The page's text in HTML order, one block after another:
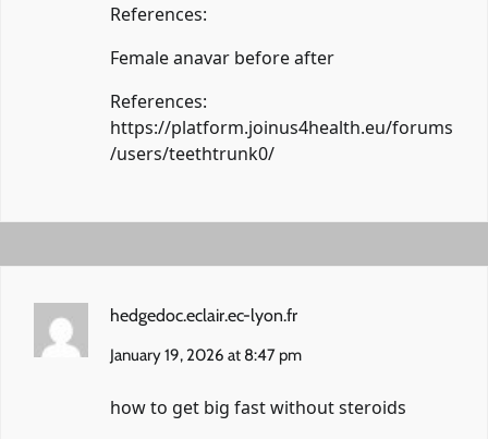
References:
Female anavar before after
References:
https://platform.joinus4health.eu/forums
/users/teethtrunk0/
hedgedoc.eclair.ec-lyon.fr
January 19, 2026 at 8:47 pm
how to get big fast without steroids